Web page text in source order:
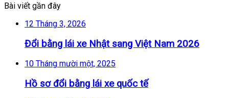
Bài viết gần đây
12 Tháng 3, 2026
Đổi bằng lái xe Nhật sang Việt Nam 2026
10 Tháng mười một, 2025
Hồ sơ đổi bằng lái xe quốc tế